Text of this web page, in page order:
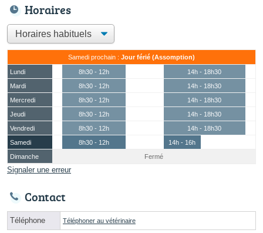
Horaires
Samedi prochain : Jour férié (Assomption)
Lundi 8h30 - 12h
14h - 18h30
Mardi
8h30 - 12h
14h - 18h30
Mercredi
8h30 - 12h
14h - 18h30
Jeudi
8h30 - 12h
14h - 18h30
Vendredi
8h30 - 12h
14h - 18h30
Samedi
8h30 - 12h
14h - 16h
Dimanche
Fermé
Signaler une erreur
Contact
Téléphone Téléphoner au vétérinaire